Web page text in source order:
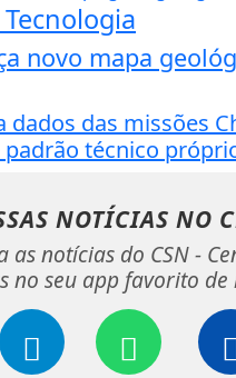
novo mapa
dados das missões
padrão técnico
NOTÍCIAS NO
as notícias do CSN -
no seu app favorito de